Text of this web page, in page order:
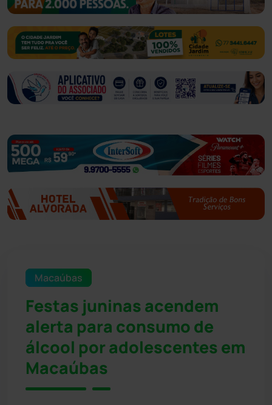
Macaúbas
Festas juninas acendem
alerta para consumo de
álcool por adolescentes em
Macaúbas